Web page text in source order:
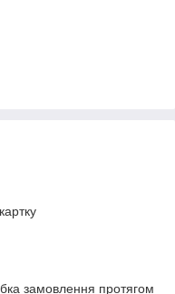
замовлення протягом